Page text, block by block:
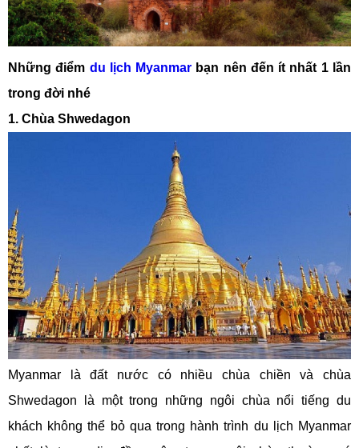
Những điểm du lịch Myanmar bạn nên đến ít nhất 1 lần
trong đời nhé
1. Chùa Shwedagon
Myanmar là đất nước có nhiều chùa chiền và chùa
Shwedagon là một trong những ngôi chùa nổi tiếng du
khách không thể bỏ qua trong hành trình du lịch Myanmar